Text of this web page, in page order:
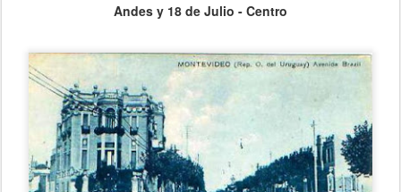
Andes y 18 de Julio - Centro